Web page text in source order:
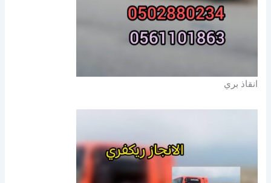
انقاذ بري